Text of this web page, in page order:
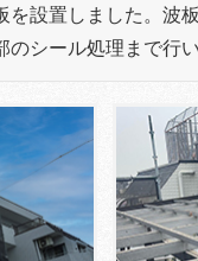
設置しました。波
シール処理まで行